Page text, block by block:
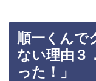
順一くんで
ない理由３
った！」